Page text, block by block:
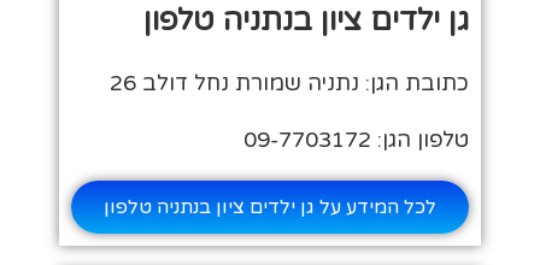
גן ילדים ציון בנתניה טלפון
כתובת הגן: נתניה שמורת נחל דולב 26
טלפון הגן: 09-7703172
לכל המידע על גן ילדים ציון בנתניה טלפון